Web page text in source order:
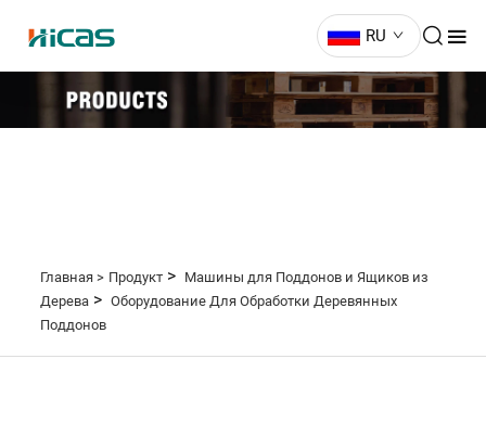
RU
Главная > Продукт> Машины для Поддонов и Ящиков из
Дерева> Оборудование Для Обработки Деревянных
Поддонов